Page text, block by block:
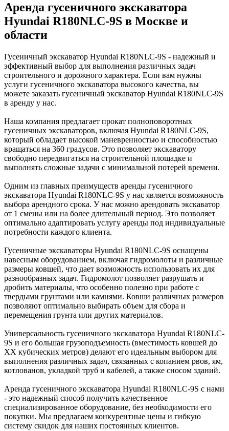
Аренда гусеничного экскаватора
Hyundai R180NLC-9S в Москве и
области
Гусеничный экскаватор Hyundai R180NLC-9S - надежный и
эффективный выбор для выполнения различных задач
строительного и дорожного характера. Если вам нужны
услуги гусеничного экскаватора высокого качества, вы
можете заказать гусеничный экскаватор Hyundai R180NLC-9S
в аренду у нас.
Наша компания предлагает прокат полноповоротных
гусеничных экскаваторов, включая Hyundai R180NLC-9S,
который обладает высокой маневренностью и способностью
вращаться на 360 градусов. Это позволяет экскаватору
свободно передвигаться на строительной площадке и
выполнять сложные задачи с минимальной потерей времени.
Одним из главных преимуществ аренды гусеничного
экскаватора Hyundai R180NLC-9S у нас является возможность
выбора арендного срока. У нас можно арендовать экскаватор
от 1 смены или на более длительный период. Это позволяет
оптимально адаптировать услугу аренды под индивидуальные
потребности каждого клиента.
Гусеничные экскаваторы Hyundai R180NLC-9S оснащены
навесным оборудованием, включая гидромолоты и различные
размеры ковшей, что дает возможность использовать их для
разнообразных задач. Гидромолот позволяет разрушать и
дробить материалы, что особенно полезно при работе с
твердыми грунтами или камнями. Ковши различных размеров
позволяют оптимально выбирать объем для сбора и
перемещения грунта или других материалов.
Универсальность гусеничного экскаватора Hyundai R180NLC-
9S и его большая грузоподъемность (вместимость ковшей до
XX кубических метров) делают его идеальным выбором для
выполнения различных задач, связанных с копанием рвов, ям,
котлованов, укладкой труб и кабелей, а также сносом зданий.
Аренда гусеничного экскаватора Hyundai R180NLC-9S с нами
- это надежный способ получить качественное
специализированное оборудование, без необходимости его
покупки. Мы предлагаем конкурентные цены и гибкую
систему скидок для наших постоянных клиентов.